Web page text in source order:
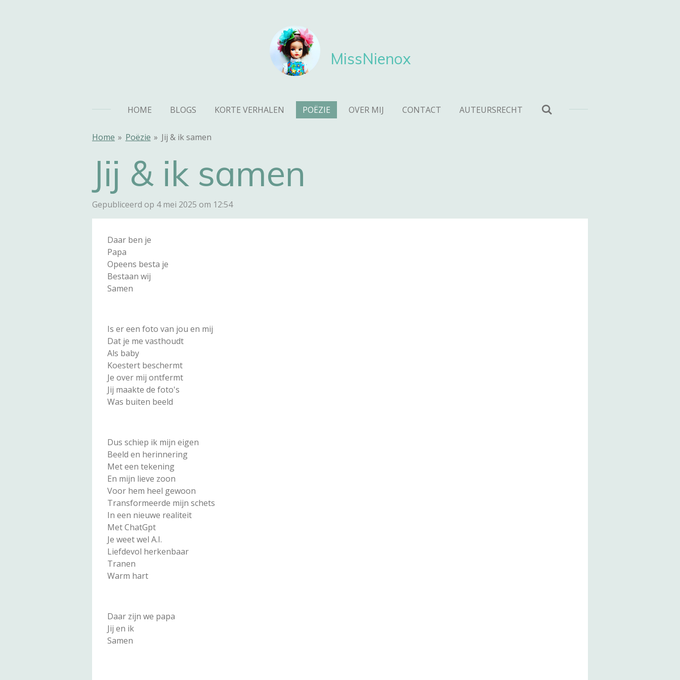
MissNienox
HOME BLOGS KORTE VERHALEN POËZIE OVER MIJ CONTACT AUTEURSRECHT
Home » Poëzie » Jij & ik samen
Jij & ik samen
Gepubliceerd op 4 mei 2025 om 12:54
Daar ben je
Papa
Opeens besta je
Bestaan wij
Samen
Is er een foto van jou en mij
Dat je me vasthoudt
Als baby
Koestert beschermt
Je over mij ontfermt
Jij maakte de foto's
Was buiten beeld
Dus schiep ik mijn eigen
Beeld en herinnering
Met een tekening
En mijn lieve zoon
Voor hem heel gewoon
Transformeerde mijn schets
In een nieuwe realiteit
Met ChatGpt
Je weet wel A.I.
Liefdevol herkenbaar
Tranen
Warm hart
Daar zijn we papa
Jij en ik
Samen